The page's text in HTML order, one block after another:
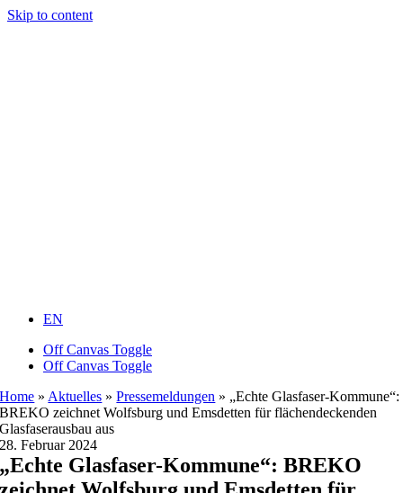
Skip to content
EN
Off Canvas Toggle
Off Canvas Toggle
Home » Aktuelles »Pressemeldungen » „Echte Glasfaser-Kommune“:
BREKO zeichnet Wolfsburg und Emsdetten für flächendeckenden
Glasfaserausbau aus
28. Februar 2024
„Echte Glasfaser-Kommune“: BREKO